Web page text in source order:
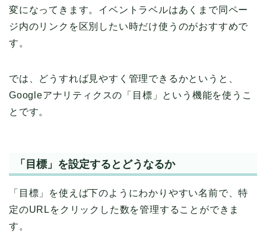
変になってきます。イベントラベルはあくまで同ペー
ジ内のリンクを区別したい時だけ使うのがおすすめで
す。
では、どうすれば見やすく管理できるかというと、
Googleアナリティクスの「目標」という機能を使うこ
とです。
「目標」を設定するとどうなるか
「目標」を使えば下のようにわかりやすい名前で、特
定のURLをクリックした数を管理することができま
す。